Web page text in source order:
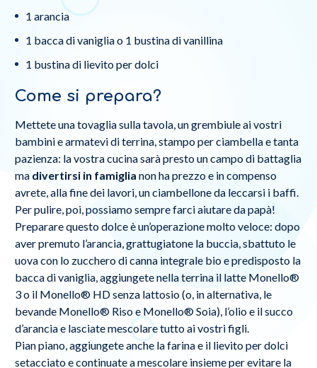
1 arancia
1 bacca di vaniglia o 1 bustina di vanillina
1 bustina di lievito per dolci
Come si prepara?
Mettete una tovaglia sulla tavola, un grembiule ai vostri
bambini e armatevi di terrina, stampo per ciambella e tanta
pazienza: la vostra cucina sarà presto un campo di battaglia
ma divertirsi in famiglia non ha prezzo e in compenso
avrete, alla fine dei lavori, un ciambellone da leccarsi i baffi.
Per pulire, poi, possiamo sempre farci aiutare da papà!
Preparare questo dolce è un’operazione molto veloce: dopo
aver premuto l’arancia, grattugiatone la buccia, sbattuto le
uova con lo zucchero di canna integrale bio e predisposto la
bacca di vaniglia, aggiungete nella terrina il latte Monello®
3 o il Monello® HD senza lattosio (o, in alternativa, le
bevande Monello® Riso e Monello® Soia), l’olio e il succo
d’arancia e lasciate mescolare tutto ai vostri figli.
Pian piano, aggiungete anche la farina e il lievito per dolci
setacciato e continuate a mescolare insieme per evitare la